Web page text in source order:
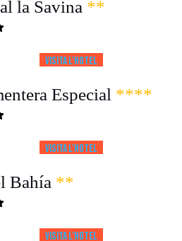
la Savina **
Visita l’HOTEL
Especial ****
Visita l’HOTEL
Bahía **
Visita l’HOTEL